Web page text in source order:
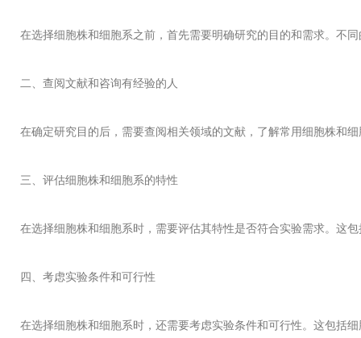
在选择细胞株和细胞系之前，首先需要明确研究的目的和需求。不
二、查阅文献和咨询有经验的人
在确定研究目的后，需要查阅相关领域的文献，了解常用细胞株和
三、评估细胞株和细胞系的特性
在选择细胞株和细胞系时，需要评估其特性是否符合实验需求。这
四、考虑实验条件和可行性
在选择细胞株和细胞系时，还需要考虑实验条件和可行性。这包括